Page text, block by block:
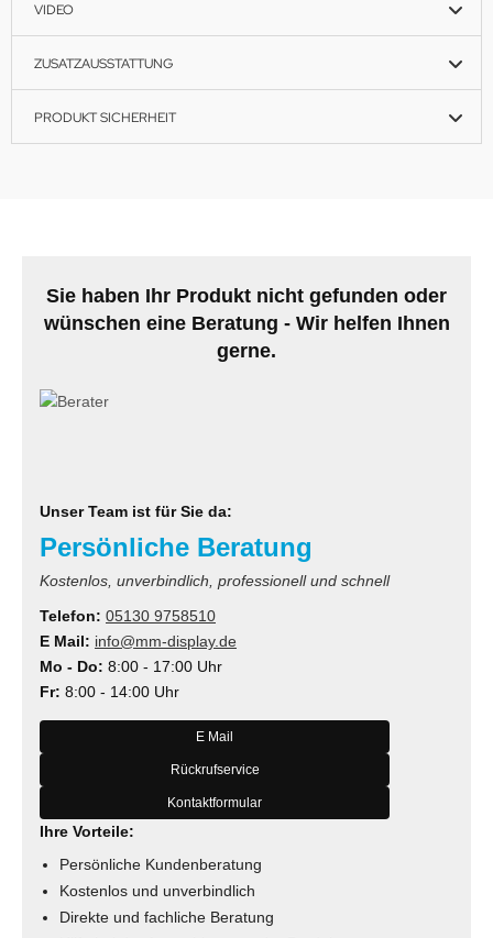
VIDEO
ZUSATZAUSSTATTUNG
PRODUKT SICHERHEIT
Sie haben Ihr Produkt nicht gefunden oder
wünschen eine Beratung - Wir helfen Ihnen
gerne.
Unser Team ist für Sie da:
Persönliche Beratung
Kostenlos, unverbindlich, professionell und schnell
Telefon: 05130 9758510
E Mail: info@mm-display.de
Mo - Do: 8:00 - 17:00 Uhr
Fr: 8:00 - 14:00 Uhr
E Mail
Rückrufservice
Kontaktformular
Ihre Vorteile:
Persönliche Kundenberatung
Kostenlos und unverbindlich
Direkte und fachliche Beratung